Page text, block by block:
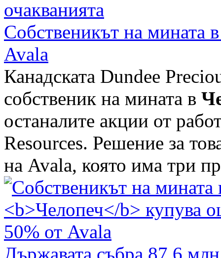
Собственикът на мината
Avala
Канадската Dundee
собственик на мината в
останалите акции от
Resources. Решение за
на Avala, която има три
Държавата събра 87,6